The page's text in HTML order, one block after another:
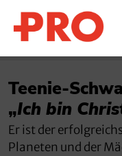
Teenie-
„Ich bin
Er ist der
Planeten und der